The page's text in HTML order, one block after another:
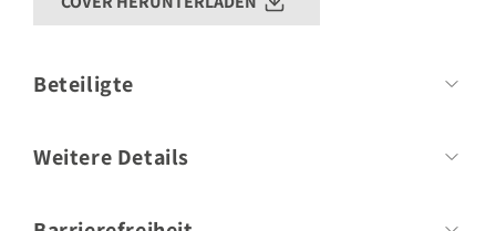
Beteiligte
Weitere Details